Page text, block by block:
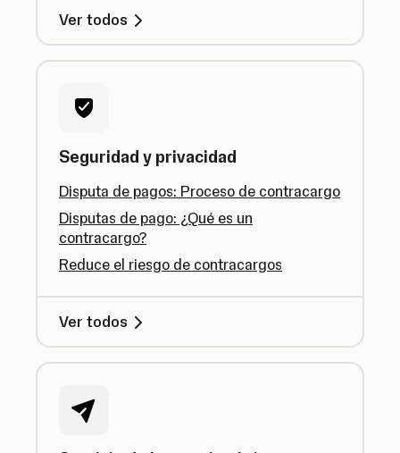
Ver todos
Seguridad y privacidad
Disputa de pagos: Proceso de contracargo
Disputas de pago: ¿Qué es un
contracargo?
Reduce el riesgo de contracargos
Ver todos